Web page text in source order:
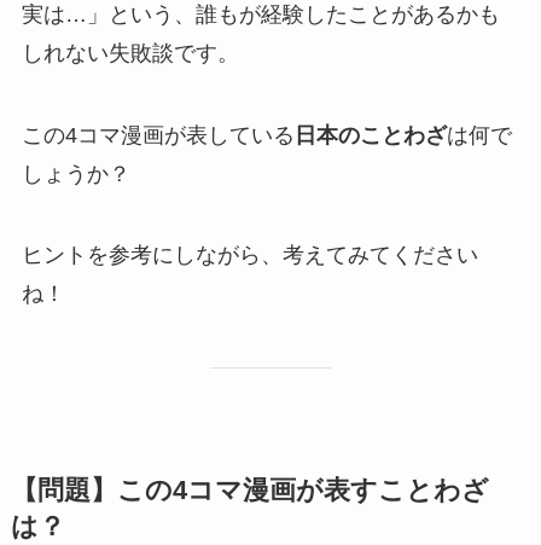
実は…」という、誰もが経験したことがあるかも
しれない失敗談です。
この4コマ漫画が表している 日本のことわざは何で
しょうか？
ヒントを参考にしながら、考えてみてください
ね！
【問題】この4コマ漫画が表すことわざ
は？